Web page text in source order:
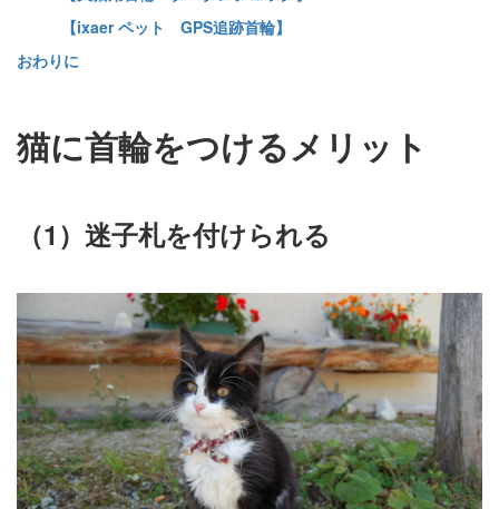
【ixaer ペット GPS追跡首輪】
おわりに
猫に首輪をつけるメリット
（1）迷子札を付けられる